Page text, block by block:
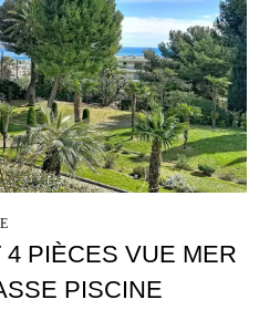
4 PIÈCES VUE MER
PISCINE